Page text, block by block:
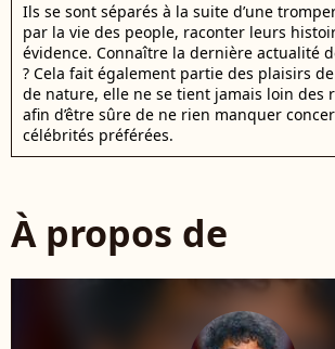
Ils se sont séparés à la suite d’une
par la vie des people, raconter leurs
évidence. Connaître la dernière actualité
? Cela fait également partie des plaisirs
de nature, elle ne se tient jamais loin des
afin d’être sûre de ne rien manquer
célébrités préférées.
À propos de